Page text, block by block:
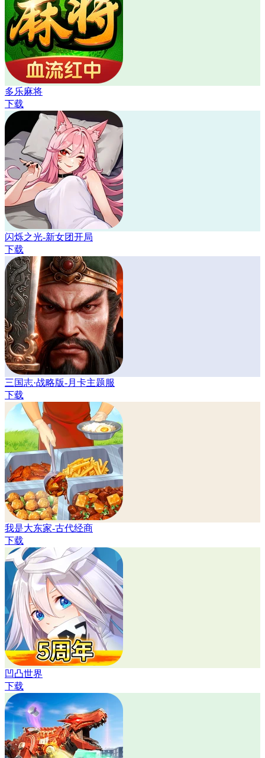
多乐麻将
下载
闪烁之光-新女团开局
下载
三国志·战略版-月卡主题服
下载
我是大东家-古代经商
下载
凹凸世界
下载